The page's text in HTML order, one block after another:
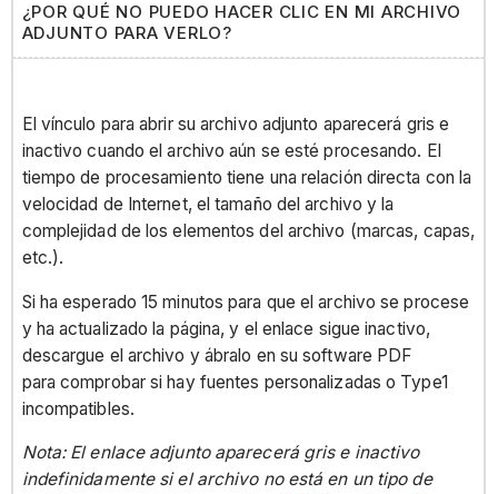
¿POR QUÉ NO PUEDO HACER CLIC EN MI ARCHIVO
ADJUNTO PARA VERLO?
El vínculo para abrir su archivo adjunto aparecerá gris e
inactivo cuando el archivo aún se esté procesando. El
tiempo de procesamiento tiene una relación directa con la
velocidad de Internet, el tamaño del archivo y la
complejidad de los elementos del archivo (marcas, capas,
etc.).
Si ha esperado 15 minutos para que el archivo se procese
y ha actualizado la página, y el enlace sigue inactivo,
descargue el archivo y ábralo en su software PDF
para comprobar si hay fuentes personalizadas o Type1
incompatibles.
Nota: El enlace adjunto aparecerá gris e inactivo
indefinidamente si el archivo no está en un tipo de